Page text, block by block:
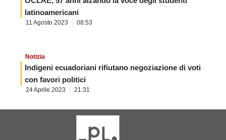
latinoamericani
11 Agosto 2023 08:53
Notizia
Indigeni ecuadoriani rifiutano negoziazione di voti
con favori politici
24 Aprile 2023 21:31